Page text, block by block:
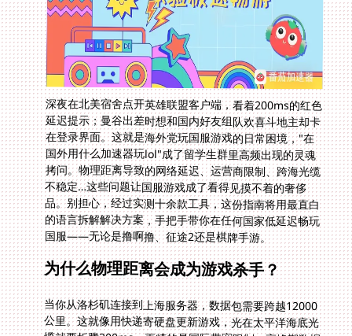
深夜在北美宿舍点开英雄联盟客户端，看着200ms的红色
延迟提示；曼谷出差时想和国内好友组队欢喜斗地主却卡
在登录界面。这就是海外党玩国服游戏的日常困境，"在
国外用什么加速器玩lol"成了留学生群里高频出现的灵魂
拷问。物理距离导致的网络延迟、运营商限制、跨海光缆
不稳定…这些问题让国服游戏成了看得见摸不着的奢侈
品。别担心，经过实测十余款工具，这份指南将用最直白
的语言拆解解决方案，手把手带你在任何国家低延迟畅玩
国服——无论是撸啊撸、征途2还是棋牌手游。
为什么物理距离会成为游戏杀手？
当你从洛杉矶连接到上海服务器，数据包需要跨越12000
公里。这就像用快递寄硬盘更新游戏，光在太平洋海底光
缆就要折腾200ms。更糟的是国际带宽限制，高峰期数据
传输堪比春节抢火车票。某次我在纽约玩剑网三打25人
本，Boss血量剩3%时突然460ms卡成PPT，眼睁睁看着